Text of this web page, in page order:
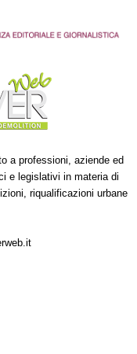
a professioni, aziende ed
e legislativi in materia di
riqualificazioni urbane